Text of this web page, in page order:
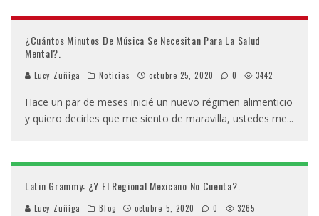
¿Cuántos Minutos De Música Se Necesitan Para La Salud
Mental?.
Lucy Zuñiga Noticias octubre 25, 2020 0 3442
Hace un par de meses inicié un nuevo régimen alimenticio
y quiero decirles que me siento de maravilla, ustedes me...
Latin Grammy: ¿Y El Regional Mexicano No Cuenta?.
Lucy Zuñiga Blog octubre 5, 2020 0 3265